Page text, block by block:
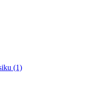
(1)